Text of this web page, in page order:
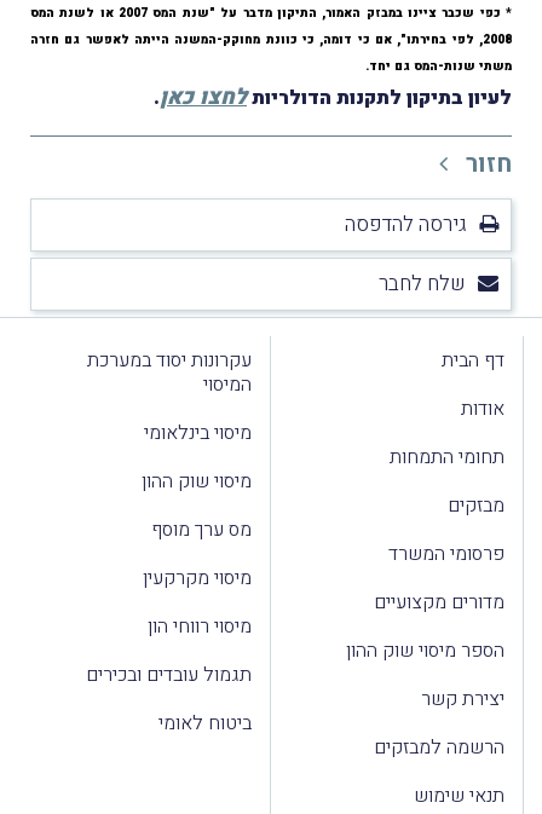
* כפי שכבר ציינו במבזק האמור, התיקון מדבר על "שנת המס 2007 או לשנת המס
2008, לפי בחירתו", אם כי דומה, כי כוונת מחוקק-המשנה הייתה לאפשר גם חזרה
משתי שנות-המס גם יחד.
לעיון בתיקון לתקנות הדולריותלחצו כאן.
חזור
גירסה להדפסה
שלח לחבר
דף הבית
אודות
תחומי התמחות
מבזקים
פרסומי המשרד
מדורים מקצועיים
הספר מיסוי שוק ההון
יצירת קשר
הרשמה למבזקים
תנאי שימוש
עקרונות יסוד במערכת
המיסוי
מיסוי בינלאומי
מיסוי שוק ההון
מס ערך מוסף
מיסוי מקרקעין
מיסוי רווחי הון
תגמול עובדים ובכירים
ביטוח לאומי